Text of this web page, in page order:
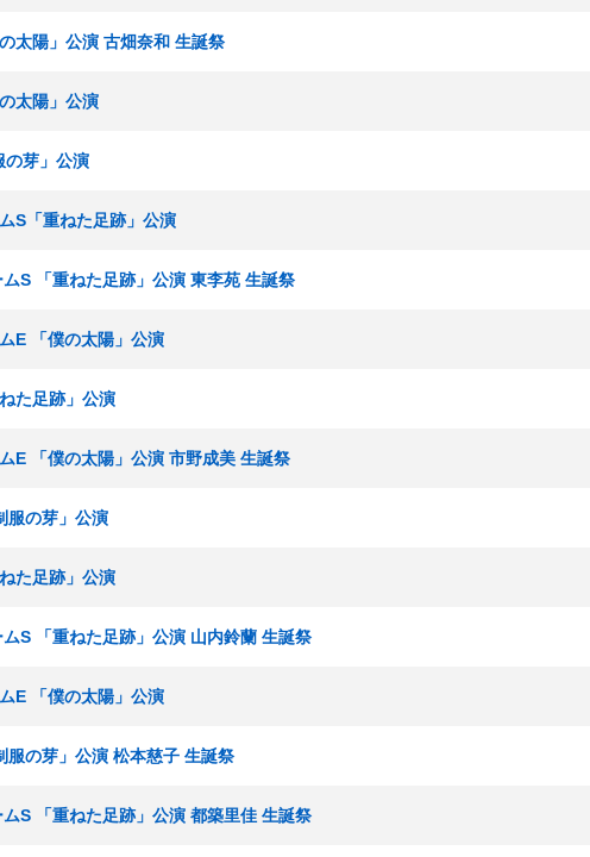
太陽」公演 古畑奈和 生誕祭
太陽」公演
の芽」公演
S「重ねた足跡」公演
S 「重ねた足跡」公演 東李苑 生誕祭
E 「僕の太陽」公演
た足跡」公演
E 「僕の太陽」公演 市野成美 生誕祭
服の芽」公演
た足跡」公演
S 「重ねた足跡」公演 山内鈴蘭 生誕祭
E 「僕の太陽」公演
の芽」公演 松本慈子 生誕祭
S 「重ねた足跡」公演 都築里佳 生誕祭